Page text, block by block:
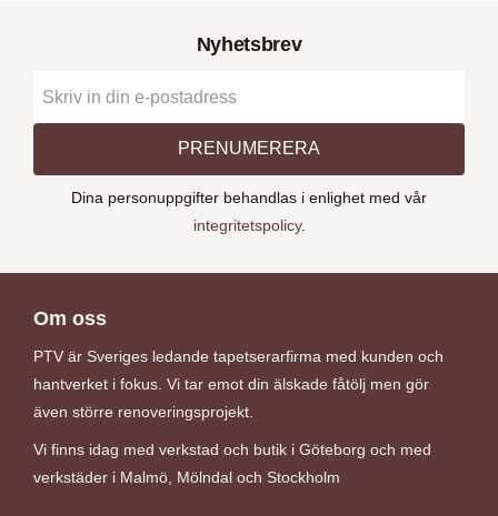
Nyhetsbrev
PRENUMERERA
Dina personuppgifter behandlas i enlighet med vår
integritetspolicy.
Om oss
PTV är Sveriges ledande tapetserarfirma med kunden och
hantverket i fokus. Vi tar emot din älskade fåtölj men gör
även större renoveringsprojekt.
Vi finns idag med verkstad och butik i Göteborg och med
verkstäder i Malmö, Mölndal och Stockholm